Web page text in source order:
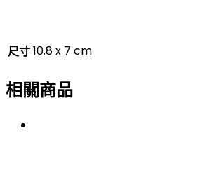
尺寸10.8 x 7 cm
相關商品